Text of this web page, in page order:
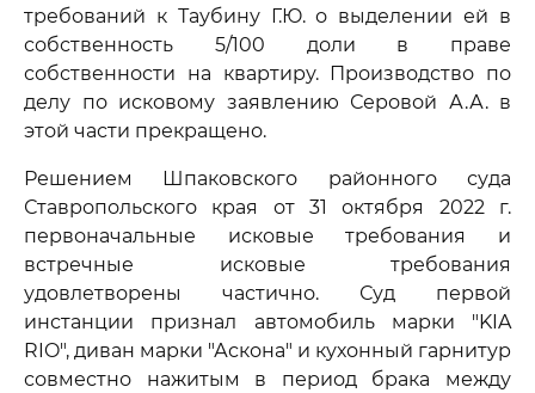
требований к Таубину Г.Ю. о выделении ей в
собственность 5/100 доли в праве
собственности на квартиру. Производство по
делу по исковому заявлению Серовой А.А. в
этой части прекращено.
Решением Шпаковского районного суда
Ставропольского края от 31 октября 2022 г.
первоначальные исковые требования и
встречные исковые требования
удовлетворены частично. Суд первой
инстанции признал автомобиль марки "KIA
RIO", диван марки "Аскона" и кухонный гарнитур
совместно нажитым в период брака между